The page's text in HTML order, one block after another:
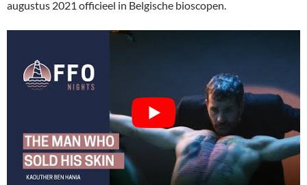
augustus 2021 officieel in Belgische bioscopen.